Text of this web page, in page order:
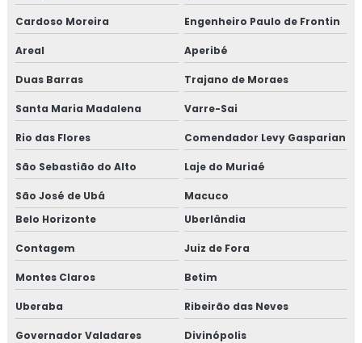
Cardoso Moreira Engenheiro Paulo de Frontin
Areal Aperibé
Duas Barras Trajano de Moraes
Santa Maria Madalena Varre-Sai
Rio das Flores Comendador Levy Gasparian
São Sebastião do Alto Laje do Muriaé
São José de Ubá
Macuco
Belo Horizonte
Uberlândia
Contagem Juiz de Fora
Montes Claros Betim
Uberaba Ribeirão das Neves
Governador Valadares Divinópolis